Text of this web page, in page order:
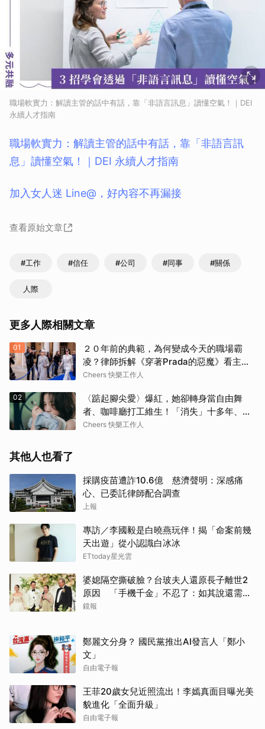
職場軟實力：解讀主管的話中有話，靠「非語言訊息」讀懂空氣！｜DEI
永續人才指南
職場軟實力：解讀主管的話中有話，靠「非語言訊
息」讀懂空氣！｜DEI 永續人才指南
加入女人迷 Line@，好內容不再漏接
查看原始文章
#工作 #信任 #公司 #同事 #關係
人際
更多人際相關文章
01
２０年前的典範，為何變成今天的職場霸
凌？律師拆解《穿著Prada的惡魔》看主管
最易踩線的４大霸凌樣態、跨世代溝通避雷
Cheers 快樂工作人
02
〈踮起腳尖愛〉爆紅，她卻轉身當自由舞
者、咖啡廳打工維生！「消失」十多年、回
歸獲金曲獎，洪佩瑜：「我這輩子應該都想
Cheers 快樂工作人
其他人也看了
採購疫苗遭詐10.6億 慈濟聲明：深感痛
心、已委託律師配合調查
上報
專訪／李國毅是白曉燕玩伴！揭「命案前幾
天出遊」從小認識白冰冰
ETtoday星光雲
婆媳隔空撕破臉？台玻夫人還原長子離世2
原因 「手機千金」不忍了：如其說還需要
離開嗎？
鏡報
鄭麗文分身？ 國民黨推出AI發言人「鄭小
文」
自由電子報
王菲20歲女兒近照流出！李嫣真面目曝光美
貌進化「全面升級」
自由電子報